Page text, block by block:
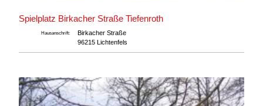
Spielplatz Birkacher Straße Tiefenroth
Hausanschrift:
Birkacher Straße
96215 Lichtenfels